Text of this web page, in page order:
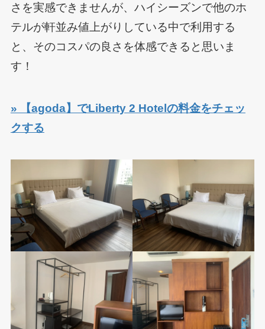
さを実感できませんが、ハイシーズンで他のホ
テルが軒並み値上がりしている中で利用する
と、そのコスパの良さを体感できると思いま
す！
» 【agoda】でLiberty 2 Hotelの料金をチェッ
クする